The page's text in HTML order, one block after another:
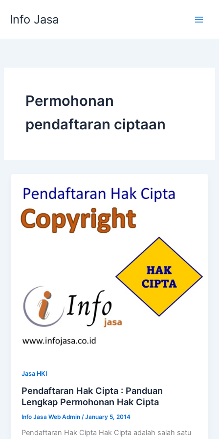
Info Jasa
Permohonan
pendaftaran ciptaan
Jasa HKI
Pendaftaran Hak Cipta : Panduan
Lengkap Permohonan Hak Cipta
Info Jasa Web Admin /January 5, 2014
Pendaftaran Hak Cipta Hak Cipta adalah salah satu